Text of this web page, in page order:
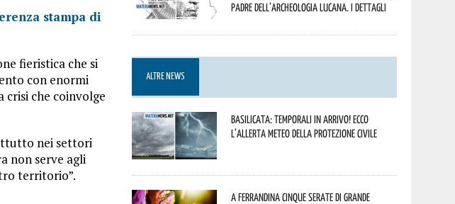
stampa di
fieristica che si
con enormi
che coinvolge
nei settori
non serve agli
territorio”.
padre dell’archeologia lucana. I dettagli
ALTRE NEWS
Basilicata: temporali in arrivo! Ecco
l’allerta meteo della Protezione civile
A Ferrandina cinque serate di grande